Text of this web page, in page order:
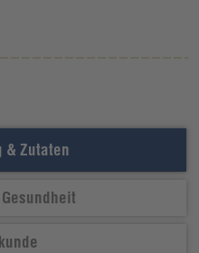
& Zutaten